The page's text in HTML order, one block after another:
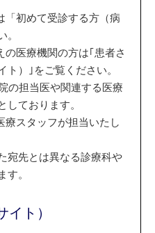
「初めて受診する方（病
医療機関の方は｢患者さ
）｣をご覧ください。
の担当医や関連する医療
ております。
スタッフが担当いたし
宛先とは異なる診療科や
。
イト）